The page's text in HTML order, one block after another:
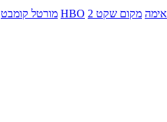
אימה מקום שקט 2 HBO מורטל קומבט